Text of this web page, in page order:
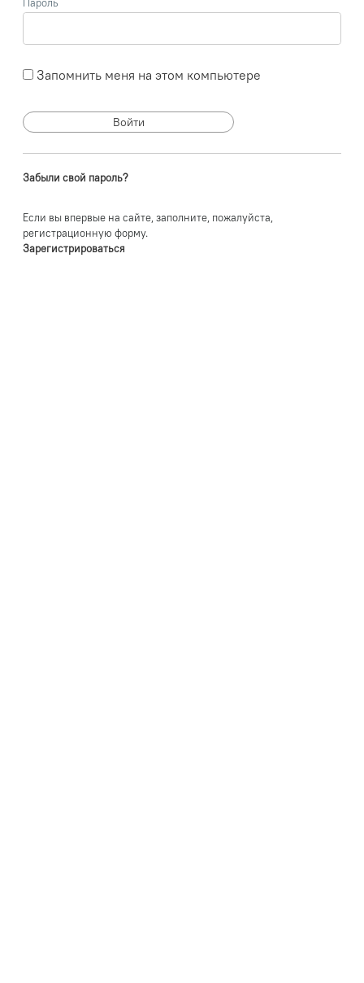
Запомнить меня на этом компьютере
Забыли свой пароль?
Если вы впервые на сайте, заполните, пожалуйста,
регистрационную форму.
Зарегистрироваться